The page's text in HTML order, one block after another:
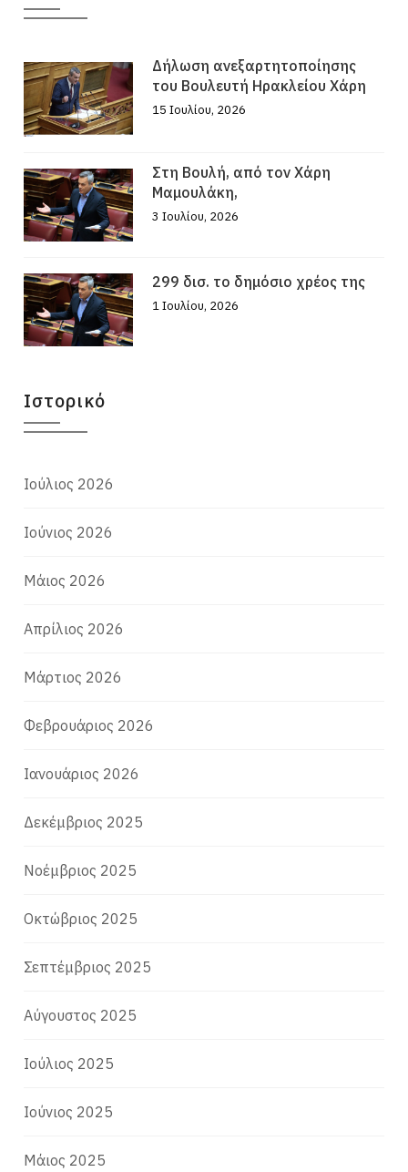
Δήλωση ανεξαρτητοποίησης
του Βουλευτή Ηρακλείου Χάρη
15 Ιουλίου, 2026
Στη Βουλή, από τον Χάρη
Μαμουλάκη,
3 Ιουλίου, 2026
299 δισ. το δημόσιο χρέος της
1 Ιουλίου, 2026
Ιστορικό
Ιούλιος 2026
Ιούνιος 2026
Μάιος 2026
Απρίλιος 2026
Μάρτιος 2026
Φεβρουάριος 2026
Ιανουάριος 2026
Δεκέμβριος 2025
Νοέμβριος 2025
Οκτώβριος 2025
Σεπτέμβριος 2025
Αύγουστος 2025
Ιούλιος 2025
Ιούνιος 2025
Μάιος 2025